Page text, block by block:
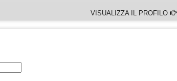
VISUALIZZA IL PROFILO